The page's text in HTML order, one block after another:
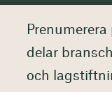
delar
och